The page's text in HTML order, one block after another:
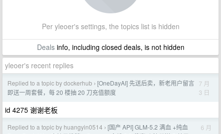
Per yleoer's settings, the topics list is hidden
Dealsinfo, including closed deals, is not hidden
yleoer's recent replies
Replied to a topic by dockerhub › [OneDayAI] 先送后卖，新老用户留言
即送一周套餐，每 20 楼抽 20 刀充值额度
7 月
3 日
id 4275 谢谢老板
Replied to a topic by huangyin0514 › [国产 API] GLM-5.2 满血 +纯血
6 月